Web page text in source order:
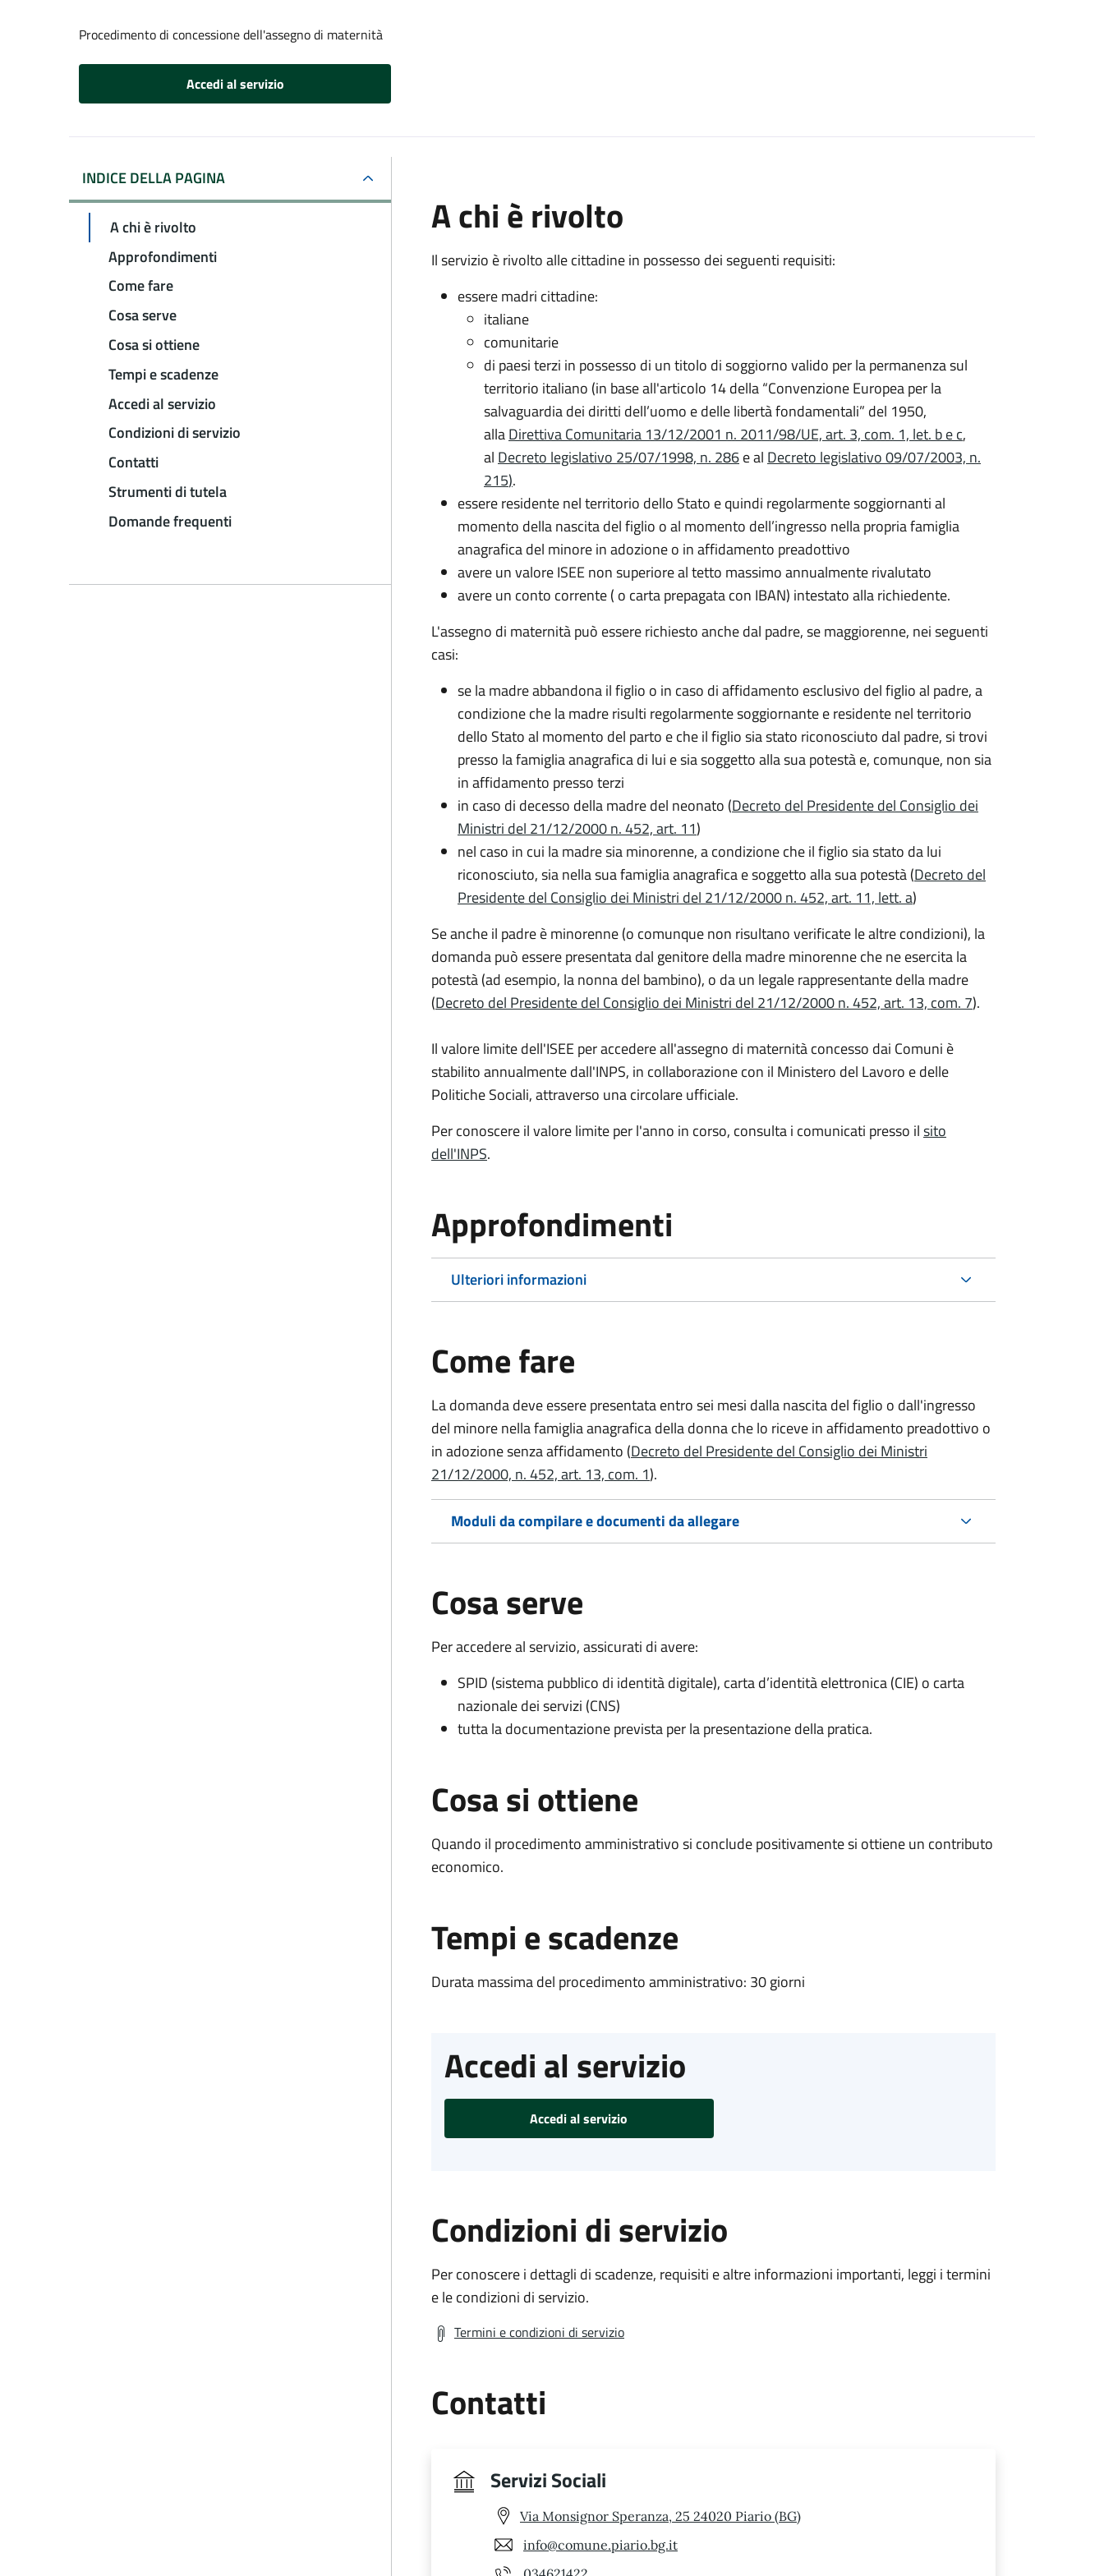
Procedimento di concessione dell'assegno di maternità
Accedi al servizio
INDICE DELLA PAGINA
A chi è rivolto
Approfondimenti
Come fare
Cosa serve
Cosa si ottiene
Tempi e scadenze
Accedi al servizio
Condizioni di servizio
Contatti
Strumenti di tutela
Domande frequenti
A chi è rivolto
Il servizio è rivolto alle cittadine in possesso dei seguenti requisiti:
essere madri cittadine:
italiane
comunitarie
di paesi terzi in possesso di un titolo di soggiorno valido per la permanenza sul
territorio italiano (in base all'articolo 14 della “Convenzione Europea per la
salvaguardia dei diritti dell’uomo e delle libertà fondamentali” del 1950,
allaDirettiva Comunitaria 13/12/2001 n. 2011/98/UE, art. 3, com. 1, let. b e c,
al Decreto legislativo 25/07/1998, n. 286e al Decreto legislativo 09/07/2003, n.
215).
essere residente nel territorio dello Stato e quindi regolarmente soggiornanti al
momento della nascita del figlio o al momento dell’ingresso nella propria famiglia
anagrafica del minore in adozione o in affidamento preadottivo
avere un valore ISEE non superiore al tetto massimo annualmente rivalutato
avere un conto corrente ( o carta prepagata con IBAN) intestato alla richiedente.
L'assegno di maternità può essere richiesto anche dal padre, se maggiorenne, nei seguenti
casi:
se la madre abbandona il figlio o in caso di affidamento esclusivo del figlio al padre, a
condizione che la madre risulti regolarmente soggiornante e residente nel territorio
dello Stato al momento del parto e che il figlio sia stato riconosciuto dal padre, si trovi
presso la famiglia anagrafica di lui e sia soggetto alla sua potestà e, comunque, non sia
in affidamento presso terzi
in caso di decesso della madre del neonato (Decreto del Presidente del Consiglio dei
Ministri del 21/12/2000 n. 452, art. 11)
nel caso in cui la madre sia minorenne, a condizione che il figlio sia stato da lui
riconosciuto, sia nella sua famiglia anagrafica e soggetto alla sua potestà (Decreto del
Presidente del Consiglio dei Ministri del 21/12/2000 n. 452, art. 11, lett. a)
Se anche il padre è minorenne (o comunque non risultano verificate le altre condizioni), la
domanda può essere presentata dal genitore della madre minorenne che ne esercita la
potestà (ad esempio, la nonna del bambino), o da un legale rappresentante della madre
(Decreto del Presidente del Consiglio dei Ministri del 21/12/2000 n. 452, art. 13, com. 7).
Il valore limite dell'ISEE per accedere all'assegno di maternità concesso dai Comuni è
stabilito annualmente dall'INPS, in collaborazione con il Ministero del Lavoro e delle
Politiche Sociali, attraverso una circolare ufficiale.
Per conoscere il valore limite per l'anno in corso, consulta i comunicati presso ilsito
dell'INPS.
Approfondimenti
Ulteriori informazioni
Come fare
La domanda deve essere presentataentro sei mesi dalla nascita del figlio o dall'ingresso
del minore nella famiglia anagrafica della donna che lo riceve in affidamento preadottivo o
in adozione senza affidamento (Decreto del Presidente del Consiglio dei Ministri
21/12/2000, n. 452, art. 13, com. 1).
Moduli da compilare e documenti da allegare
Cosa serve
Per accedere al servizio, assicurati di avere:
SPID (sistema pubblico di identità digitale), carta d’identità elettronica (CIE) o carta
nazionale dei servizi (CNS)
tutta la documentazione prevista per la presentazione della pratica.
Cosa si ottiene
Quando il procedimento amministrativo si conclude positivamente si ottiene un contributo
economico.
Tempi e scadenze
Durata massima del procedimento amministrativo: 30 giorni
Accedi al servizio
Accedi al servizio
Condizioni di servizio
Per conoscere i dettagli di scadenze, requisiti e altre informazioni importanti, leggi i termini
e le condizioni di servizio.
Termini e condizioni di servizio
Contatti
Servizi Sociali
Via Monsignor Speranza, 25 24020 Piario (BG)
info@comune.piario.bg.it